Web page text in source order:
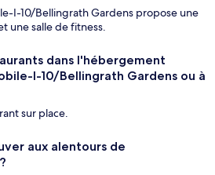
I-10/Bellingrath Gardens propose une
une salle de fitness.
dans l'hébergement
I-10/Bellingrath Gardens ou à
sur place.
aux alentours de